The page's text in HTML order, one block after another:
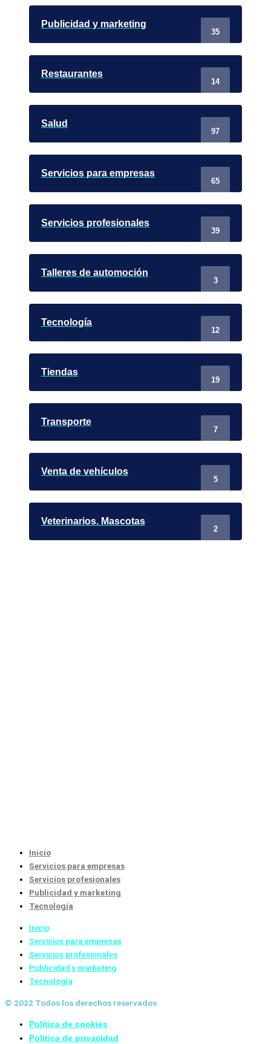
Publicidad y marketing
35
Restaurantes
14
Salud
97
Servicios para empresas
65
Servicios profesionales
39
Talleres de automoción
3
Tecnología
12
Tiendas
19
Transporte
7
Venta de vehículos
5
Veterinarios. Mascotas
2
Inicio
Servicios para empresas
Servicios profesionales
Publicidad y marketing
Tecnología
Inicio
Servicios para empresas
Servicios profesionales
Publicidad y marketing
Tecnología
© 2022 Todos los derechos reservados
Politica de cookies
Politica de privacidad